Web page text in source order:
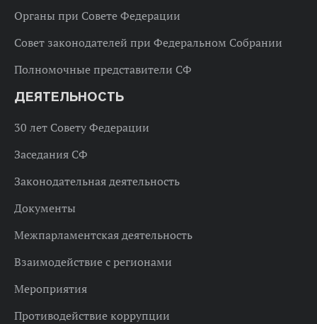
Органы при Совете Федерации
Совет законодателей при Федеральном Собрании
Полномочные представители СФ
ДЕЯТЕЛЬНОСТЬ
30 лет Совету Федерации
Заседания СФ
Законодательная деятельность
Документы
Межпарламентская деятельность
Взаимодействие с регионами
Мероприятия
Противодействие коррупции